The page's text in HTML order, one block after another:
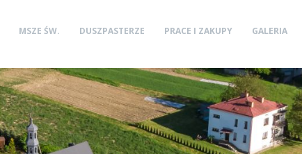
MSZE ŚW. DUSZPASTERZE PRACE I ZAKUPY GALERIA